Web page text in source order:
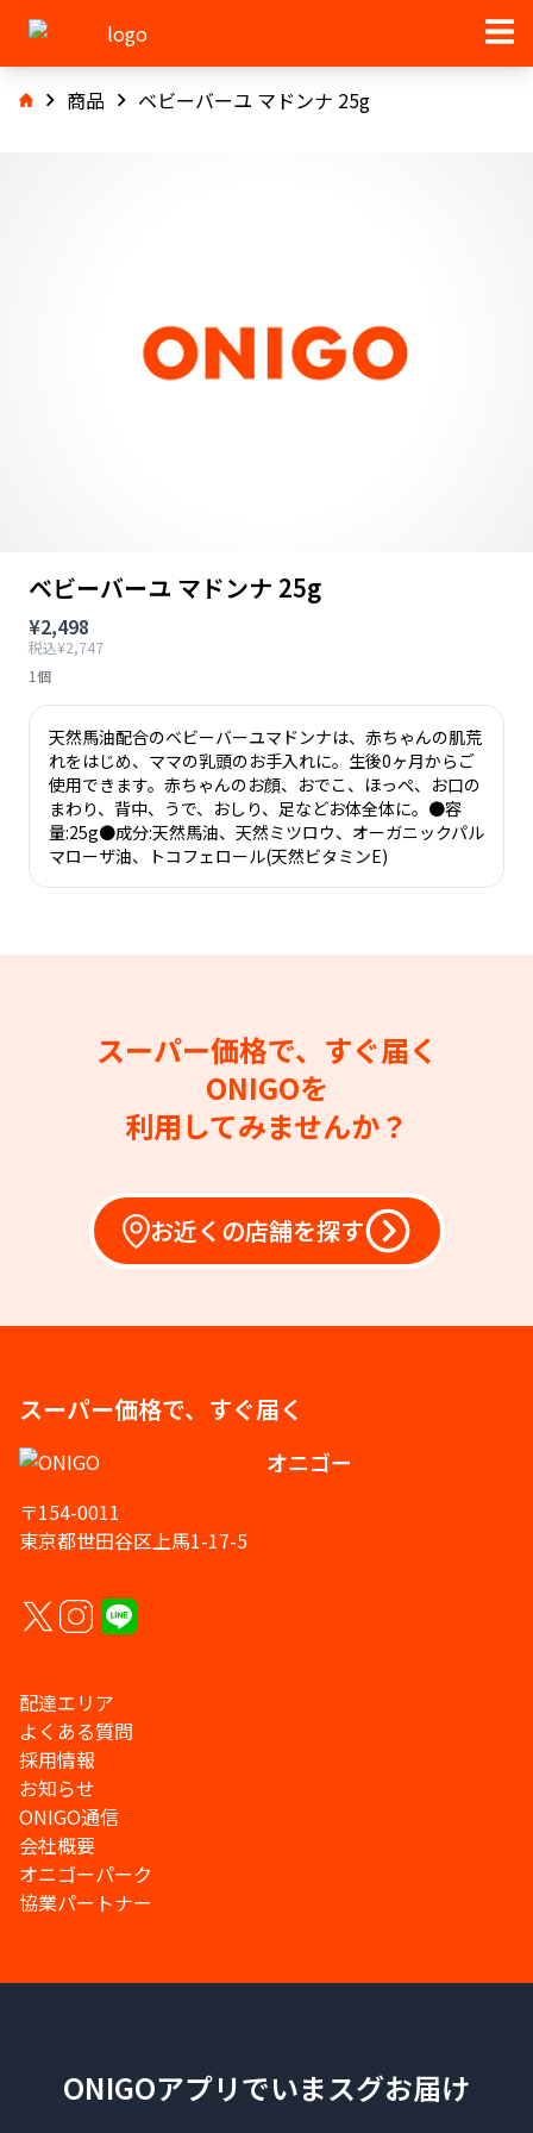
商品 ベビーバーユ マドンナ 25g
ベビーバーユ マドンナ 25g
¥2,498
税込¥2,747
1個
天然馬油配合のベビーバーユマドンナは、赤ちゃんの肌荒
れをはじめ、ママの乳頭のお手入れに。生後0ヶ月からご
使用できます。赤ちゃんのお顔、おでこ、ほっぺ、お口の
まわり、背中、うで、おしり、足などお体全体に。●容
量:25g●成分:天然馬油、天然ミツロウ、オーガニックパル
マローザ油、トコフェロール(天然ビタミンE)
スーパー価格で、すぐ届く
ONIGOを
利用してみませんか？
お近くの店舗を探す
スーパー価格で、すぐ届く
オニゴー
〒154-0011
東京都世田谷区上馬1-17-5
配達エリア
よくある質問
採用情報
お知らせ
ONIGO通信
会社概要
オニゴーパーク
協業パートナー
ONIGOアプリでいまスグお届け